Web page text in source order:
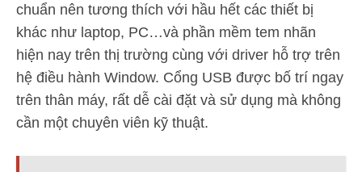
chuẩn nên tương thích với hầu hết các thiết bị
khác như laptop, PC…và phần mềm tem nhãn
hiện nay trên thị trường cùng với driver hỗ trợ trên
hệ điều hành Window. Cổng USB được bố trí ngay
trên thân máy, rất dễ cài đặt và sử dụng mà không
cần một chuyên viên kỹ thuật.